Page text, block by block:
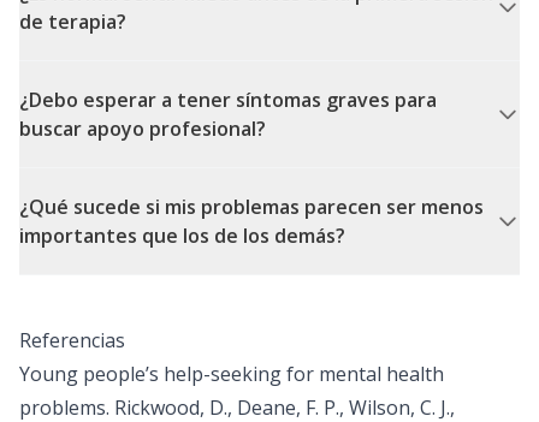
de terapia?
¿Debo esperar a tener síntomas graves para
buscar apoyo profesional?
¿Qué sucede si mis problemas parecen ser menos
importantes que los de los demás?
Referencias
Young people’s help-seeking for mental health
problems. Rickwood, D., Deane, F. P., Wilson, C. J.,